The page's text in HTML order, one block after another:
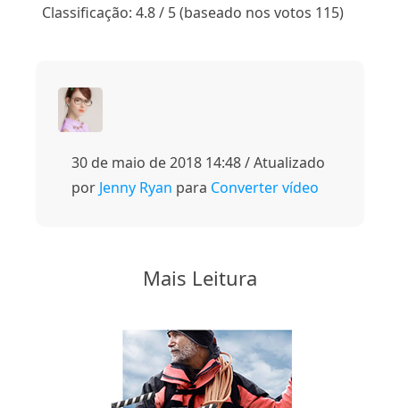
Classificação: 4.8 / 5 (baseado nos votos 115)
30 de maio de 2018 14:48 / Atualizado
por Jenny Ryan para Converter vídeo
Mais Leitura